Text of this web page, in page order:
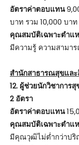
อัตราค่าตอบแทน
บาท รวม 10,000 บาท
คุณสมบัติเฉพาะตำแ
มีความรู้ ความสามา
สำนักสาธารณสุขแล
12. ผู้ช่วยนักวิชาการ
2 อัตรา
อัตราค่าตอบแทน
คุณสมบัติเฉพาะตำแ
มีคุณวุฒิไม่ต่ำกว่าปริ